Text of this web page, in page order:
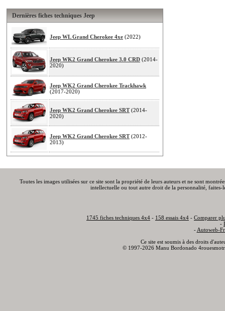
Dernières fiches techniques Jeep
Jeep WL Grand Cherokee 4xe (2022)
Jeep WK2 Grand Cherokee 3.0 CRD (2014-
2020)
Jeep WK2 Grand Cherokee Trackhawk
(2017-2020)
Jeep WK2 Grand Cherokee SRT(2014-
2020)
Jeep WK2 Grand Cherokee SRT(2012-
2013)
Toutes les images utilisées sur ce site sont la propriété de leurs auteurs et ne sont
intellectuelle ou tout autre droit de la personnalité,
1745 fiches techniques 4x4 - 158 essais 4x4 - Comparer
-
- Autoweb-
Ce site est soumis à des droits
© 1997-2026 Manu Bordonado